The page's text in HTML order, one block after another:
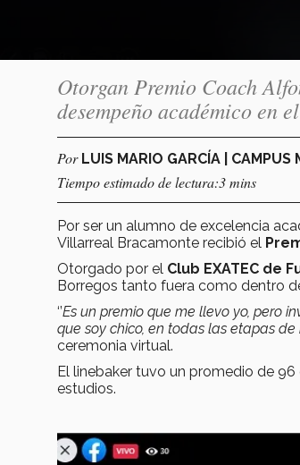
Otorgan Premio Coach
desempeño académico en
Por LUIS MARIO GARCÍA | CAMPUS
Tiempo estimado de lectura:3 mins
Por ser un alumno de excelencia
Villarreal Bracamonte recibió el
Otorgado por el Club EXATEC de
Borregos tanto fuera como dentro
‘’Es un premio que me llevo yo, pero
que soy chico, en todas las etapas de
ceremonia virtual.
El linebaker tuvo un promedio de
estudios.